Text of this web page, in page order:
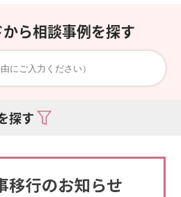
ら相談事例を探す
探す